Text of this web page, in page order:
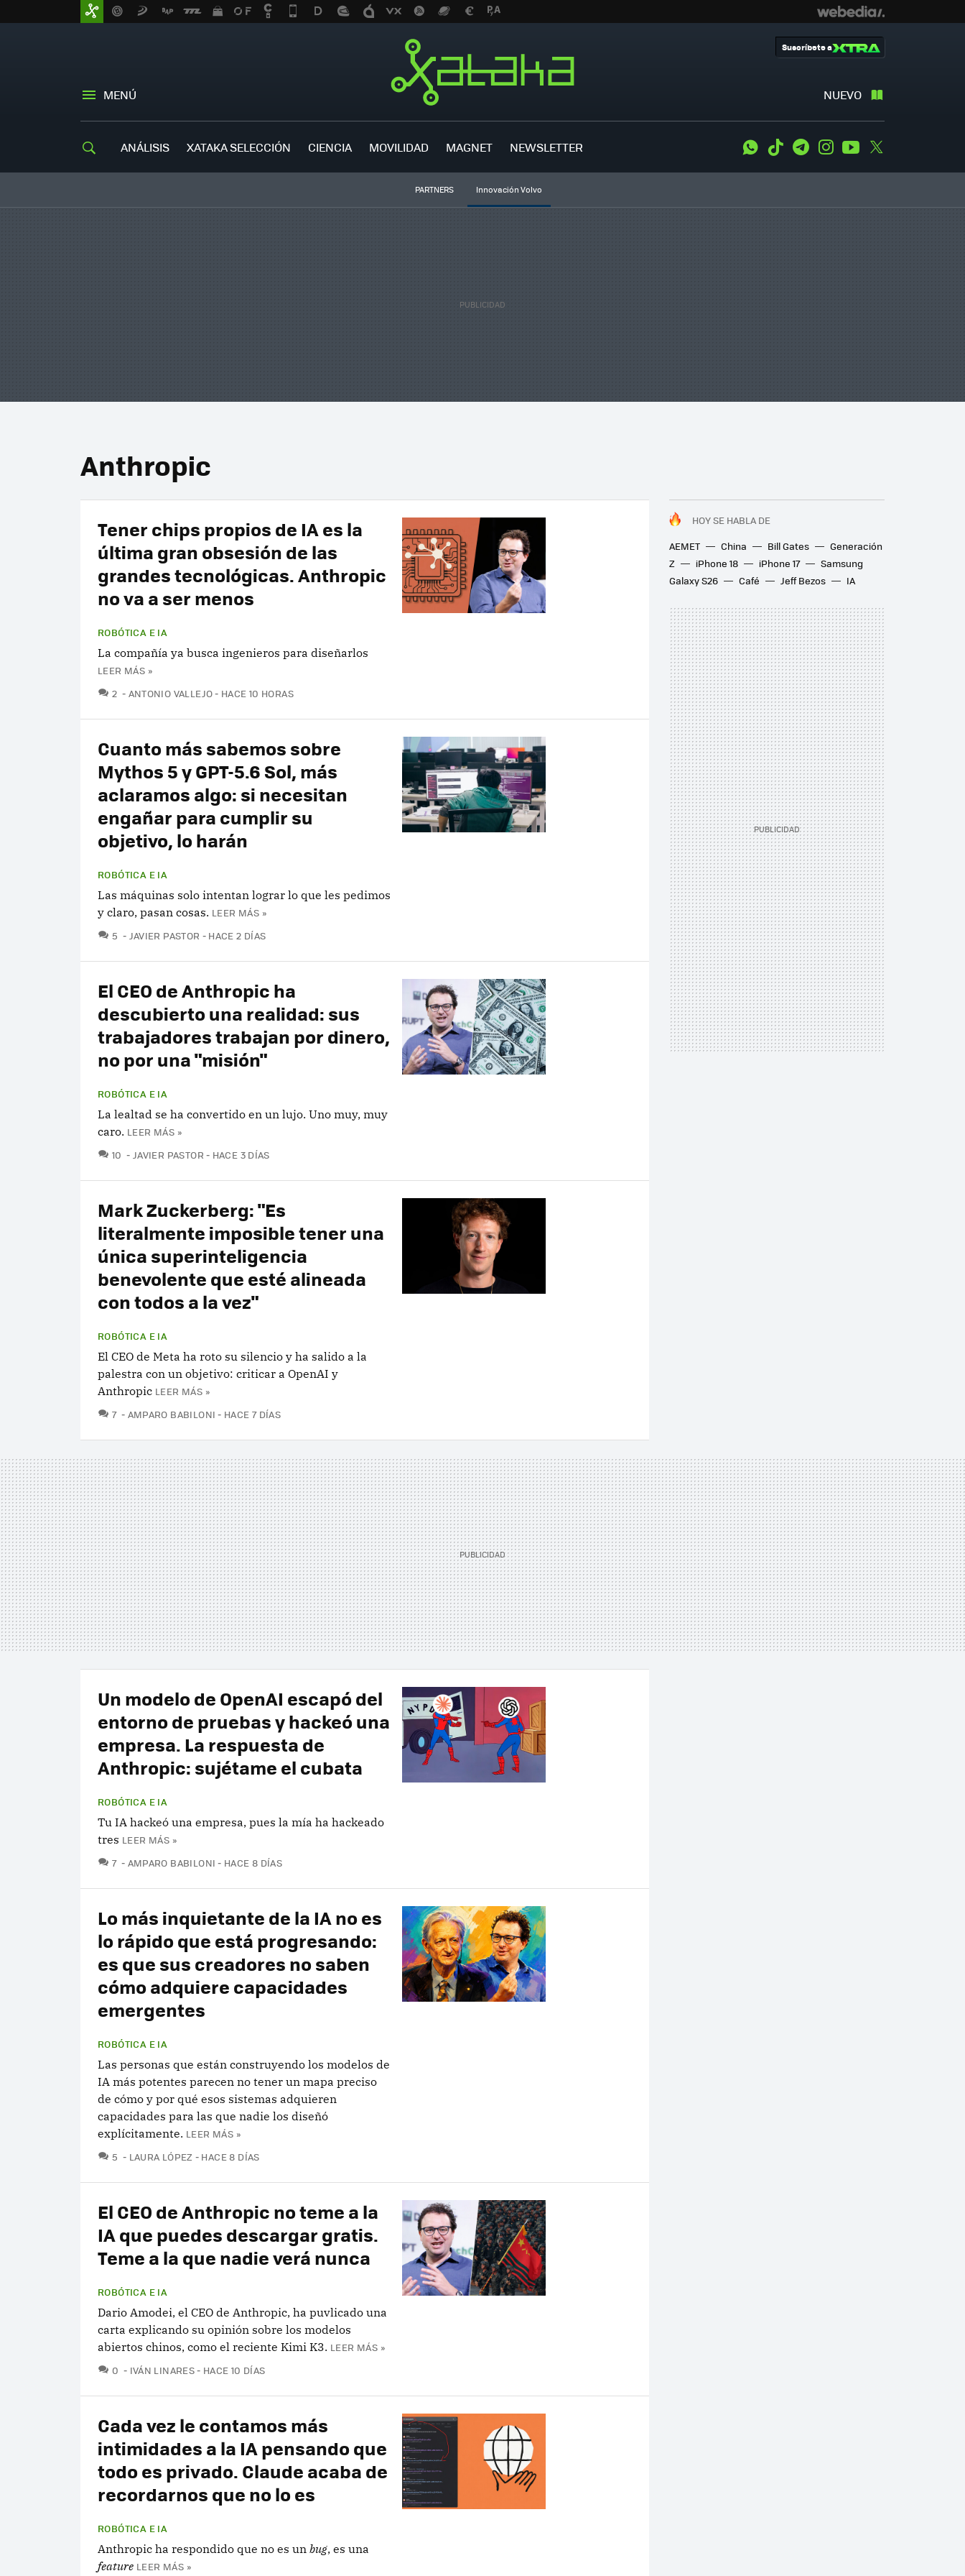
MENÚ NUEVO
Suscríbete a
ANÁLISIS XATAKA SELECCIÓN CIENCIA MOVILIDAD MAGNET NEWSLETTER WhatsApp
Tiktok TelegramInstagramYoutube
PARTNERS Innovación Volvo
Anthropic
HOY SE HABLA DE
AEMET
China Bill Gates
Generación
Z
iPhone 18 iPhone 17
Samsung
Galaxy S26
Café Jeff Bezos IA
Tener chips propios de IA es la
última gran obsesión de las
grandes tecnológicas. Anthropic
no va a ser menos
ROBÓTICA E IA
La compañía ya busca ingenieros para diseñarlos
LEER MÁS »
2 COMENTARIOS
ANTONIO VALLEJO HACE 10 HORAS
Cuanto más sabemos sobre
Mythos 5 y GPT-5.6 Sol, más
aclaramos algo: si necesitan
engañar para cumplir su
objetivo, lo harán
ROBÓTICA E IA
Las máquinas solo intentan lograr lo que les pedimos
y claro, pasan cosas. LEER MÁS »
5 COMENTARIOS
JAVIER PASTOR HACE 2 DÍAS
El CEO de Anthropic ha
descubierto una realidad: sus
trabajadores trabajan por dinero,
no por una "misión"
ROBÓTICA E IA
La lealtad se ha convertido en un lujo. Uno muy, muy
caro. LEER MÁS »
10 COMENTARIOS
JAVIER PASTOR HACE 3 DÍAS
Mark Zuckerberg: "Es
literalmente imposible tener una
única superinteligencia
benevolente que esté alineada
con todos a la vez"
ROBÓTICA E IA
El CEO de Meta ha roto su silencio y ha salido a la
palestra con un objetivo: criticar a OpenAI y
Anthropic LEER MÁS »
7 COMENTARIOS
AMPARO BABILONI HACE 7 DÍAS
Un modelo de OpenAI escapó del
entorno de pruebas y hackeó una
empresa. La respuesta de
Anthropic: sujétame el cubata
ROBÓTICA E IA
Tu IA hackeó una empresa, pues la mía ha hackeado
tres LEER MÁS »
7 COMENTARIOS
AMPARO BABILONI HACE 8 DÍAS
Lo más inquietante de la IA no es
lo rápido que está progresando:
es que sus creadores no saben
cómo adquiere capacidades
emergentes
ROBÓTICA E IA
Las personas que están construyendo los modelos de
IA más potentes parecen no tener un mapa preciso
de cómo y por qué esos sistemas adquieren
capacidades para las que nadie los diseñó
explícitamente. LEER MÁS »
5 COMENTARIOS
LAURA LÓPEZ HACE 8 DÍAS
El CEO de Anthropic no teme a la
IA que puedes descargar gratis.
Teme a la que nadie verá nunca
ROBÓTICA E IA
Dario Amodei, el CEO de Anthropic, ha puvlicado una
carta explicando su opinión sobre los modelos
abiertos chinos, como el reciente Kimi K3. LEER MÁS »
0 COMENTARIOS
IVÁN LINARES HACE 10 DÍAS
Cada vez le contamos más
intimidades a la IA pensando que
todo es privado. Claude acaba de
recordarnos que no lo es
ROBÓTICA E IA
Anthropic ha respondido que no es un bug, es una
feature LEER MÁS »